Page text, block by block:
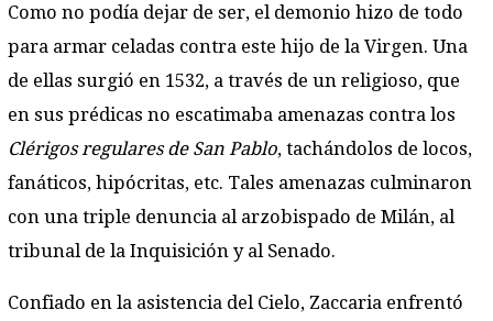
Como no podía dejar de ser, el demonio hizo de todo
para armar celadas contra este hijo de la Virgen. Una
de ellas surgió en 1532, a través de un religioso, que
en sus prédicas no escatimaba amenazas contra los
Clérigos regulares de San Pablo, tachándolos de locos,
fanáticos, hipócritas, etc. Tales amenazas culminaron
con una triple denuncia al arzobispado de Milán, al
tribunal de la Inquisición y al Senado.
Confiado en la asistencia del Cielo, Zaccaria enfrentó